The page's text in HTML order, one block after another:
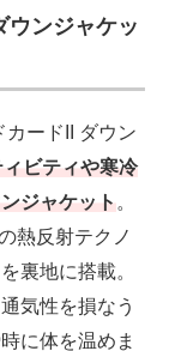
ウンジャケッ
ードII ダウン
ビティや寒冷
ジャケット。
熱反射テクノ
裏地に搭載。
気性を損なう
に体を温めま